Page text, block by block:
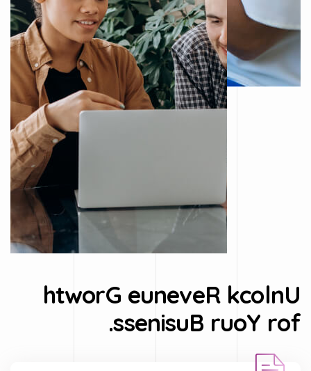
U
n
l
o
c
k
R
e
v
e
n
u
e
G
r
o
w
t
h
f
o
r
Y
o
u
r
B
u
s
i
n
e
s
s
.